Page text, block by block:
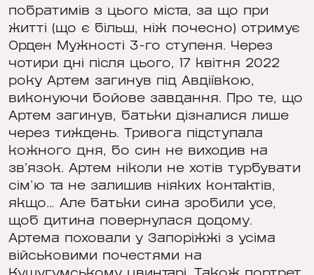
побратимів з цього міста, за що при
житті (що є більш, ніж почесно) отримує
Орден Мужності 3-го ступеня. Через
чотири дні після цього, 17 квітня 2022
року Артем загинув під Авдіївкою,
виконуючи бойове завдання. Про те, що
Артем загинув, батьки дізналися лише
через тиждень. Тривога підступала
кожного дня, бо син не виходив на
зв'язок. Артем ніколи не хотів турбувати
сім’ю та не залишив ніяких контактів,
якщо… Але батьки сина зробили усе,
щоб дитина повернулася додому.
Артема поховали у Запоріжжі з усіма
військовими почестями на